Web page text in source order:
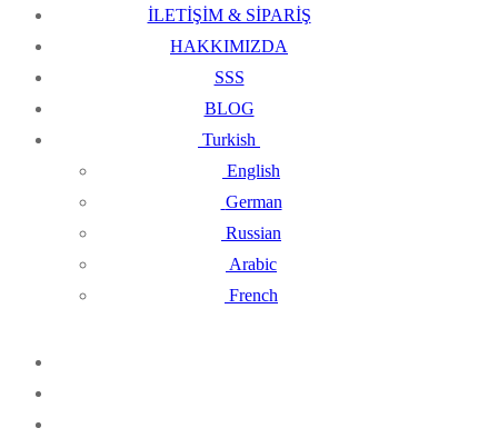
İLETİŞİM & SİPARİŞ
HAKKIMIZDA
SSS
BLOG
Turkish
English
German
Russian
Arabic
French